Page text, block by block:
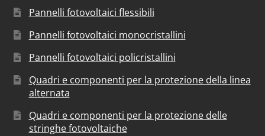
Pannelli fotovoltaici flessibili
Pannelli fotovoltaici monocristallini
Pannelli fotovoltaici policristallini
Quadri e componenti per la protezione della linea
alternata
Quadri e componenti per la protezione delle
stringhe fotovoltaiche